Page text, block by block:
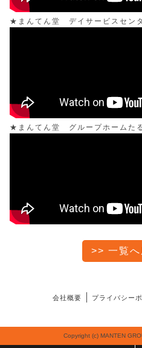
★まんてん堂 デイサービスセン
★まんてん堂 グループホームた
>> 一覧
会社概要 プライバシー
Copyright (c) MANTEN